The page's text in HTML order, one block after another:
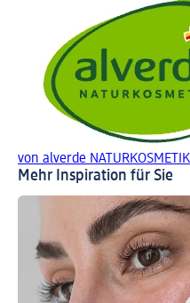
von alverde NATURKOSMETIK
Mehr Inspiration für Sie